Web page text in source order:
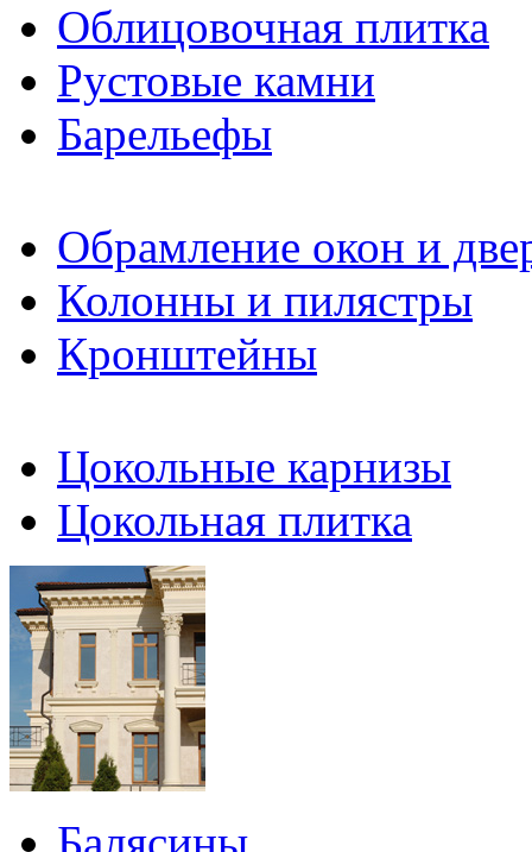
Облицовочная плитка
Рустовые камни
Барельефы
Обрамление окон и
Колонны и пилястры
Кронштейны
Цокольные карнизы
Цокольная плитка